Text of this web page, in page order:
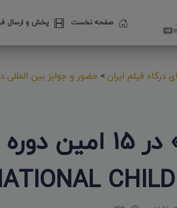
صفحه نخست پخش و ارسال
درگاه فیلم ایران> حضور و جوایز بین المللی
حضور «یل» در